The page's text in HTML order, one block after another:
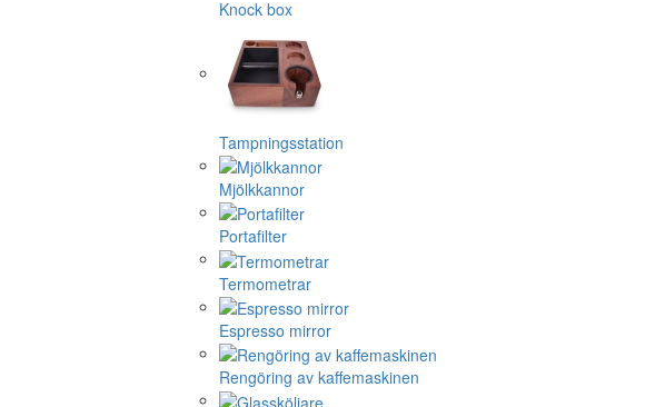
Knock box
Tampningsstation
Mjölkkannor
Portafilter
Termometrar
Espresso mirror
Rengöring av kaffemaskinen